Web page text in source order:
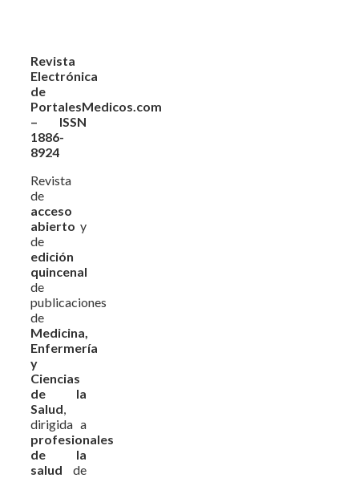
Revista
Electrónica
de
PortalesMedicos.com
– ISSN
1886-
8924
Revista
de
acceso
abierto y
de
edición
quincenal
de
publicaciones
de
Medicina,
Enfermería
y
Ciencias
de la
Salud,
dirigida a
profesionales
de la
salud de